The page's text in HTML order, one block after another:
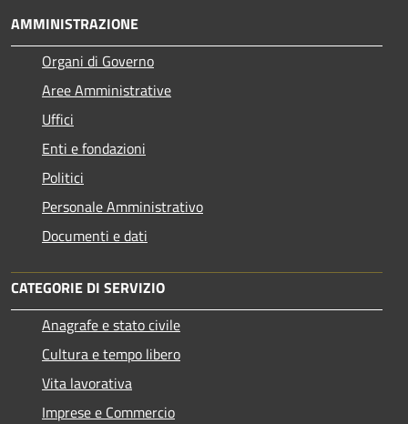
AMMINISTRAZIONE
Organi di Governo
Aree Amministrative
Uffici
Enti e fondazioni
Politici
Personale Amministrativo
Documenti e dati
CATEGORIE DI SERVIZIO
Anagrafe e stato civile
Cultura e tempo libero
Vita lavorativa
Imprese e Commercio